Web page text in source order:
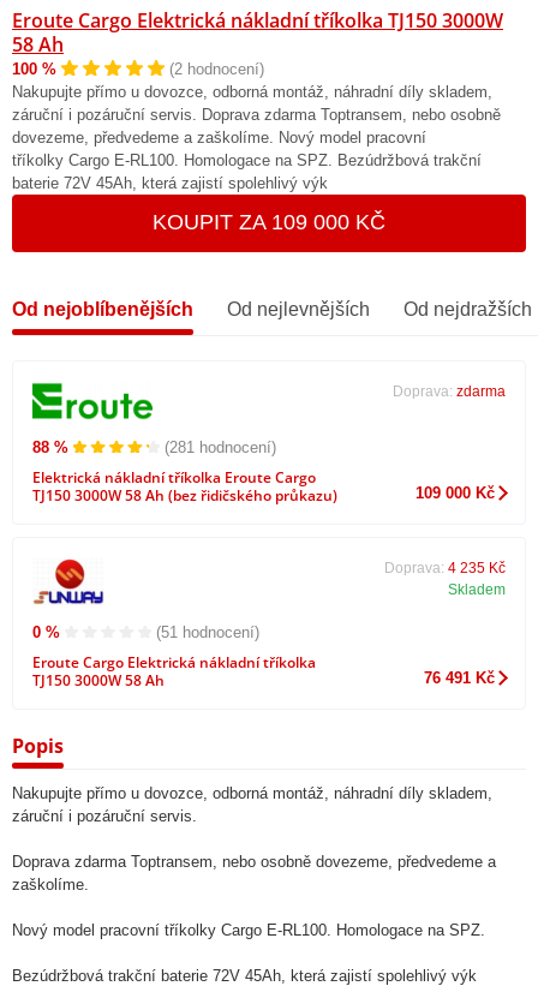
Eroute Cargo Elektrická nákladní tříkolka TJ150 3000W
58 Ah
100 %
(2 hodnocení)
Nakupujte přímo u dovozce, odborná montáž, náhradní díly skladem,
záruční i pozáruční servis. Doprava zdarma Toptransem, nebo osobně
dovezeme, předvedeme a zaškolíme. Nový model pracovní
tříkolky Cargo E-RL100. Homologace na SPZ. Bezúdržbová trakční
baterie 72V 45Ah, která zajistí spolehlivý výk
KOUPIT ZA 109 000 KČ
Od nejoblíbenějších Od nejlevnějších Od nejdražších
88 % (281 hodnocení)
Elektrická nákladní tříkolka Eroute Cargo
TJ150 3000W 58 Ah (bez řidičského průkazu)
Doprava: zdarma
109 000 Kč
0 % (51 hodnocení)
Eroute Cargo Elektrická nákladní tříkolka
TJ150 3000W 58 Ah
Doprava: 4 235 Kč
Skladem
76 491 Kč
Popis
Nakupujte přímo u dovozce, odborná montáž, náhradní díly skladem,
záruční i pozáruční servis.
Doprava zdarma Toptransem, nebo osobně dovezeme, předvedeme a
zaškolíme.
Nový model pracovní tříkolky Cargo E-RL100. Homologace na SPZ.
Bezúdržbová trakční baterie 72V 45Ah, která zajistí spolehlivý výk